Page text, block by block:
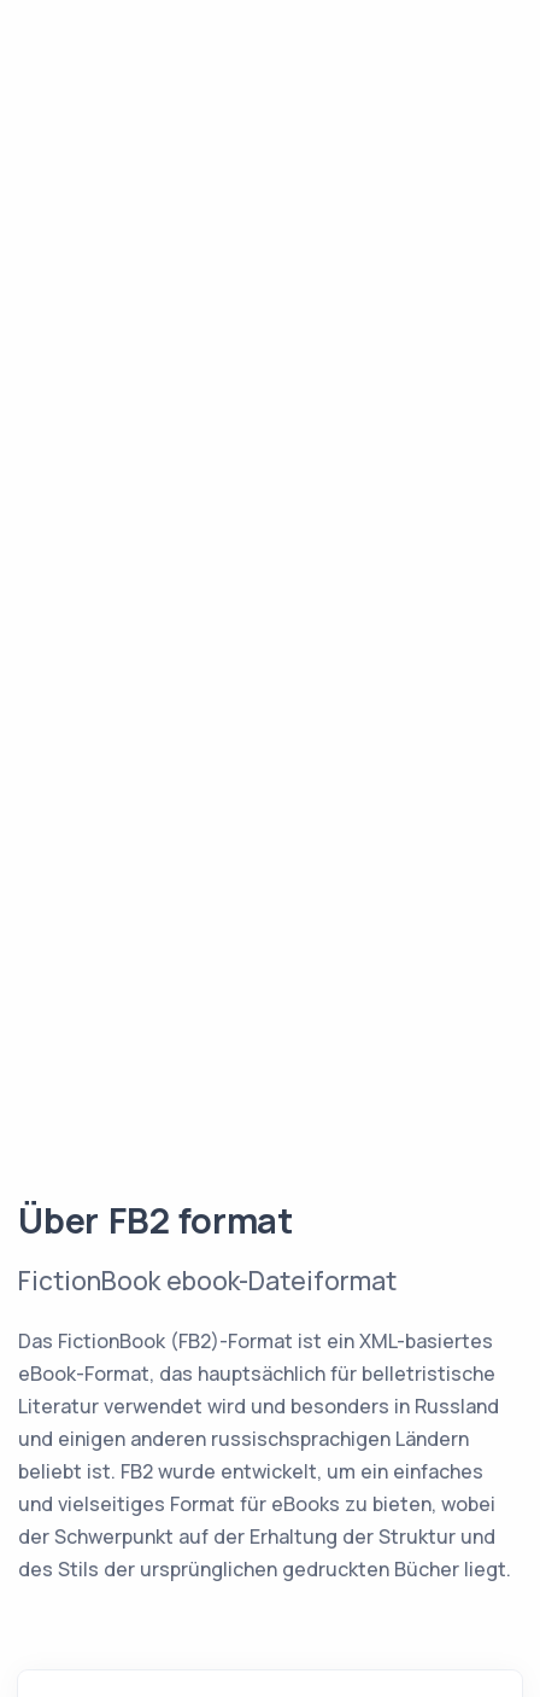
Über FB2 format
FictionBook ebook-Dateiformat
Das FictionBook (FB2)-Format ist ein XML-basiertes
eBook-Format, das hauptsächlich für belletristische
Literatur verwendet wird und besonders in Russland
und einigen anderen russischsprachigen Ländern
beliebt ist. FB2 wurde entwickelt, um ein einfaches
und vielseitiges Format für eBooks zu bieten, wobei
der Schwerpunkt auf der Erhaltung der Struktur und
des Stils der ursprünglichen gedruckten Bücher liegt.